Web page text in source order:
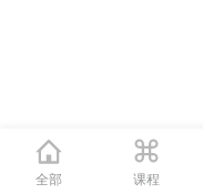
全部 课程